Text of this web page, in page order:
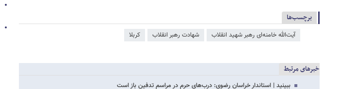
برچسب‌ها
آیت‌الله خامنه‌ای رهبر شهید انقلاب شهادت رهبر انقلاب کربلا
خبرهای مرتبط
ببینید | استاندار خراسان رضوی: درب‌های حرم در مراسم تدفین باز است